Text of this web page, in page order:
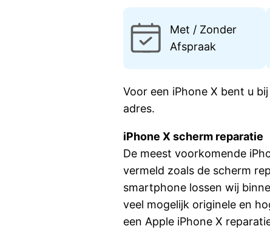
Met / Zonder
Afspraak
Voor een iPhone X bent u
adres.
iPhone X scherm reparatie
De meest voorkomende
vermeld zoals de scherm
smartphone lossen wij
veel mogelijk originele en
een Apple iPhone X